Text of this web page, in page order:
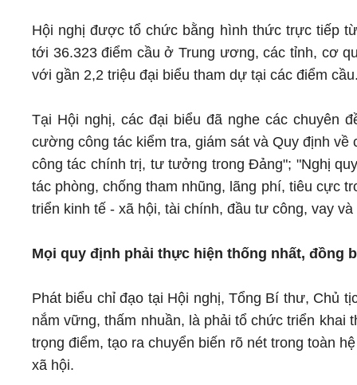
Hội nghị được tổ chức bằng hình thức trực tiếp
tới 36.323 điểm cầu ở Trung ương, các tỉnh, cơ
với gần 2,2 triệu đại biểu tham dự tại các điểm
Tại Hội nghị, các đại biểu đã nghe các chuyên
cường công tác kiểm tra, giám sát và Quy định
công tác chính trị, tư tưởng trong Đảng"; "Nghị
tác phòng, chống tham nhũng, lãng phí, tiêu cực
triển kinh tế - xã hội, tài chính, đầu tư công, vay
Mọi quy định phải thực hiện thống nhất, đồng
Phát biểu chỉ đạo tại Hội nghị, Tổng Bí thư, Chủ
nắm vững, thấm nhuần, là phải tổ chức triển khai
trọng điểm, tạo ra chuyển biến rõ nét trong toàn
xã hội.